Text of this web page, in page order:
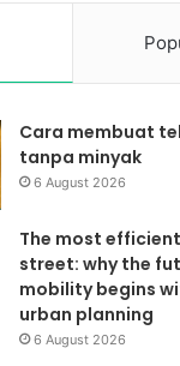
Cara membuat
tanpa minyak
6 August 2026
The most
street: why the
mobility begins
urban planning
6 August 2026